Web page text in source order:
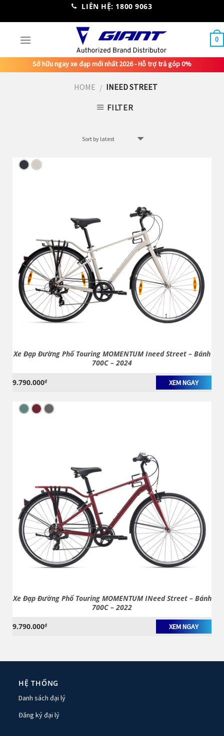
LIÊN HỆ: 1800 9063
0
Sở hữu ngay xe đạp mới nhất 2026 - Hỗ trợ trả góp 0%
HOME / INEED STREET
FILTER
Xe Đạp Đường Phố Touring MOMENTUM Ineed Street – Bánh
700C – 2024
9.790.000₫ XEM NGAY
Xe Đạp Đường Phố Touring MOMENTUM INeed Street – Bánh
700C – 2022
9.790.000₫ XEM NGAY
HỆ THỐNG
Danh sách đại lý
Đăng ký đại lý